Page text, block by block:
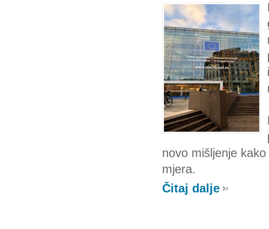
novo mišljenje
mjera.
Čitaj dalje